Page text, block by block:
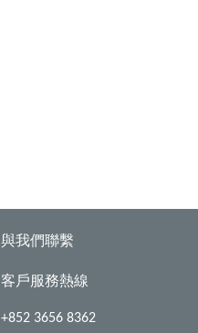
與我們聯繫
客戶服務熱線
+852 3656 8362